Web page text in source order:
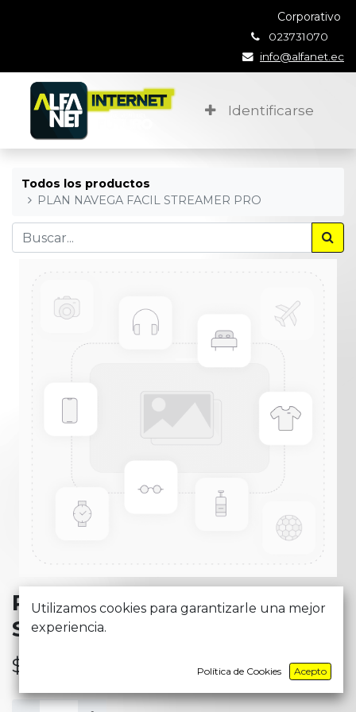
Corporativo
023731070
info@alfanet.ec
Identificarse
Todos los productos
PLAN NAVEGA FACIL STREAMER PRO
PLAN NAVEGA FACIL
STREAMER PRO
$
Utilizamos cookies para garantizarle una mejor
experiencia.
Política de Cookies Acepto